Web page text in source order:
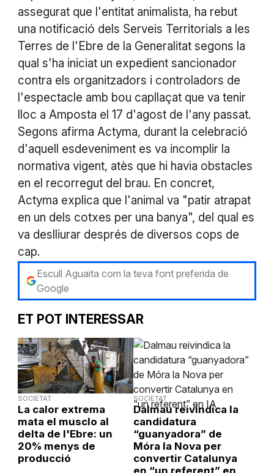
assegurat que l'entitat animalista, ha rebut
una notificació dels Serveis Territorials a les
Terres de l'Ebre de la Generalitat segons la
qual s'ha iniciat un expedient sancionador
contra els organitzadors i controladors de
l'espectacle amb bou capllaçat que va tenir
lloc a Amposta el 17 d'agost de l'any passat.
Segons afirma Actyma, durant la celebració
d'aquell esdeveniment es va incomplir la
normativa vigent, atès que hi havia obstacles
en el recorregut del brau. En concret,
Actyma explica que l'animal va "patir atrapat
en un dels cotxes per una banya", del qual es
va deslliurar després de diversos cops de
cap.
Escull Aguaita com la teva font preferida de
Google
ET POT INTERESSAR
SOCIETAT
La calor extrema
mata el musclo al
delta de l'Ebre: un
20% menys de
producció
SOCIETAT
Dalmau reivindica la
candidatura
“guanyadora” de
Móra la Nova per
convertir Catalunya